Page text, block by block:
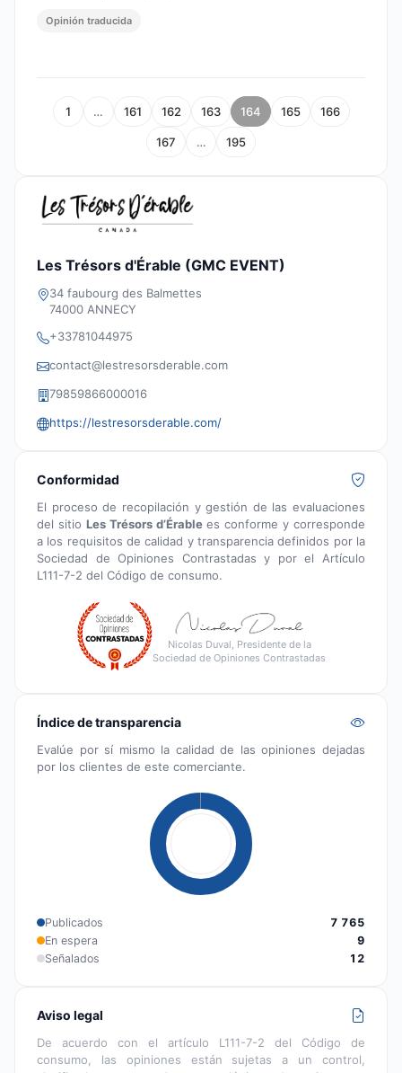
Opinión traducida
1 … 161 162 163 164 165 166
167 … 195
Les Trésors d'Érable (GMC EVENT)
34 faubourg des Balmettes
74000 ANNECY
+33781044975
contact@lestresorsderable.com
79859866000016
https://lestresorsderable.com/
Conformidad
El proceso de recopilación y gestión de las evaluaciones
del sitio Les Trésors d’Érablees conforme y corresponde
a los requisitos de calidad y transparencia definidos por la
Sociedad de Opiniones Contrastadas y por el Artículo
L111-7-2 del Código de consumo.
Nicolas Duval, Presidente de la
Sociedad de Opiniones Contrastadas
Índice de transparencia
Evalúe por sí mismo la calidad de las opiniones dejadas
por los clientes de este comerciante.
Publicados
7 765
En espera
9
Señalados
12
Aviso legal
De acuerdo con el artículo L111-7-2 del Código de
consumo, las opiniones están sujetas a un control,